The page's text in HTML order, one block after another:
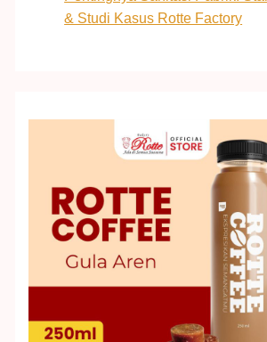
& Studi Kasus Rotte Factory